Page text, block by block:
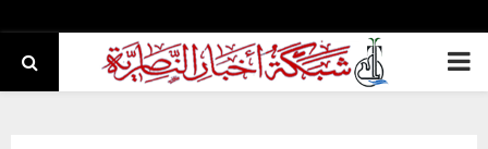
PRIMARY